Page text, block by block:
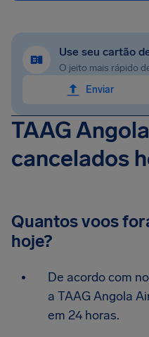
Use seu cartão
O jeito mais rápido
Enviar
TAAG
cancelados
Quantos voos
hoje?
De acordo com
a TAAG Angola
em 24 horas.